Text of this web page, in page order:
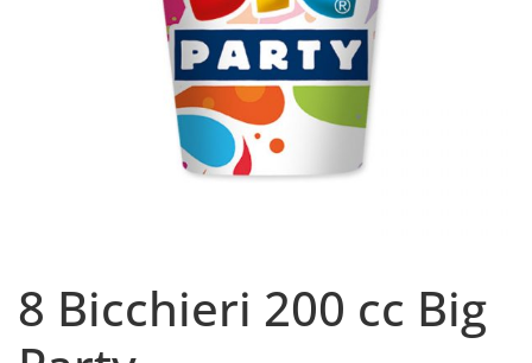
8 Bicchieri 200 cc Big